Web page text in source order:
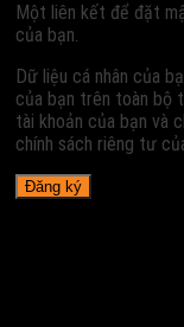
Một liên kết để đặt
của bạn.
Dữ liệu cá nhân của
của bạn trên toàn bộ
tài khoản của bạn và
chính sách riêng tư
Đăng ký